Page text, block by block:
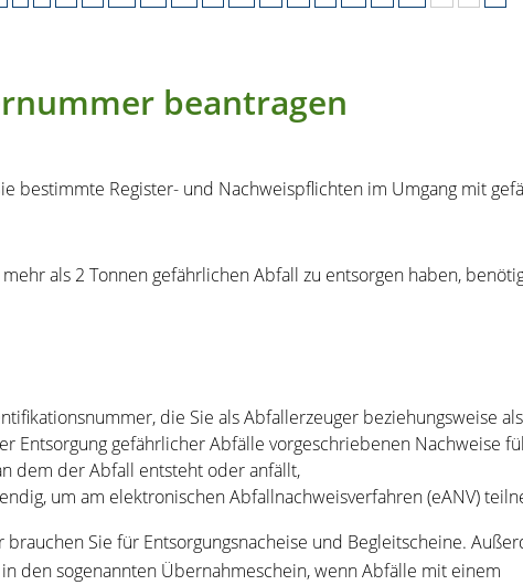
beantragen
bestimmte Register- und Nachweispflichten im Umgang mit
als 2 Tonnen gefährlichen Abfall zu entsorgen haben,
die Sie als Abfallerzeuger beziehungsweise
Entsorgung gefährlicher Abfälle vorgeschriebenen Nachweise
dem der Abfall entsteht oder anfällt,
um am elektronischen Abfallnachweisverfahren (eANV)
Sie für Entsorgungsnacheise und Begleitscheine.
den sogenannten Übernahmeschein, wenn Abfälle mit einem